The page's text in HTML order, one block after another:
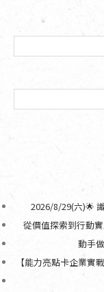
2026/8/29(六)🌟
從價值探索到行動
動手
【能力亮點卡企業實